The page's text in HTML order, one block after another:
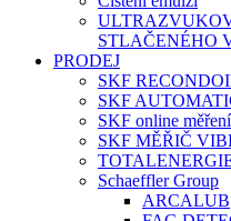
STLAČENÉHO
PRODEJ
SKF
SKF
SKF online
SKF MĚŘIČ
Schaeffler Group
ARCALUB